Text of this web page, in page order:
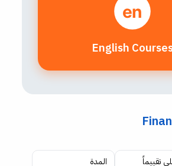
en
English